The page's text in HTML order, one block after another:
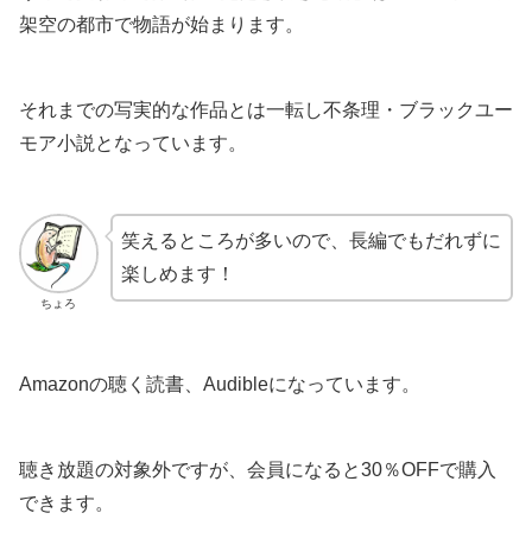
架空の都市で物語が始まります。
それまでの写実的な作品とは一転し不条理・ブラックユー
モア小説となっています。
ちょろ
笑えるところが多いので、長編でもだれずに
楽しめます！
Amazonの聴く読書、Audibleになっています。
聴き放題の対象外ですが、会員になると30％OFFで購入
できます。